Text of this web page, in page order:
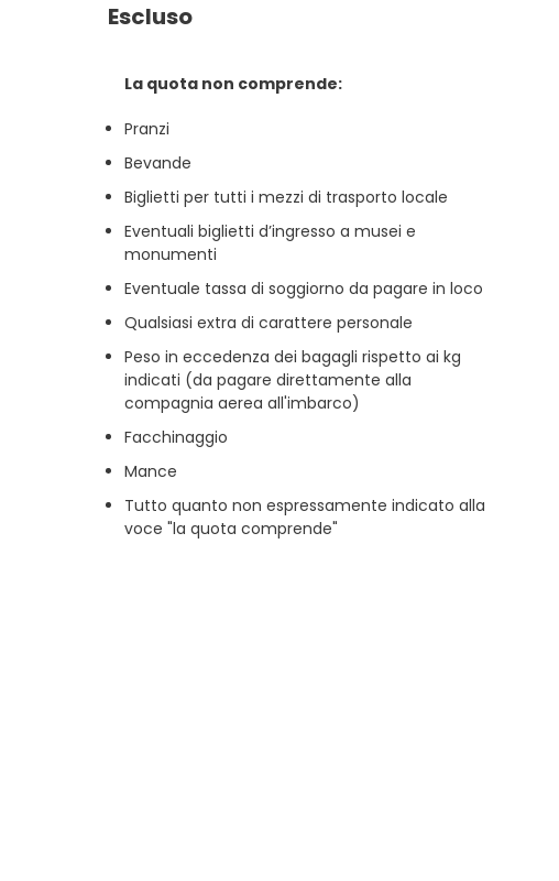
Escluso
La quota non comprende:
Pranzi
Bevande
Biglietti per tutti i mezzi di trasporto locale
Eventuali biglietti d’ingresso a musei e
monumenti
Eventuale tassa di soggiorno da pagare in loco
Qualsiasi extra di carattere personale
Peso in eccedenza dei bagagli rispetto ai kg
indicati (da pagare direttamente alla
compagnia aerea all'imbarco)
Facchinaggio
Mance
Tutto quanto non espressamente indicato alla
voce "la quota comprende"